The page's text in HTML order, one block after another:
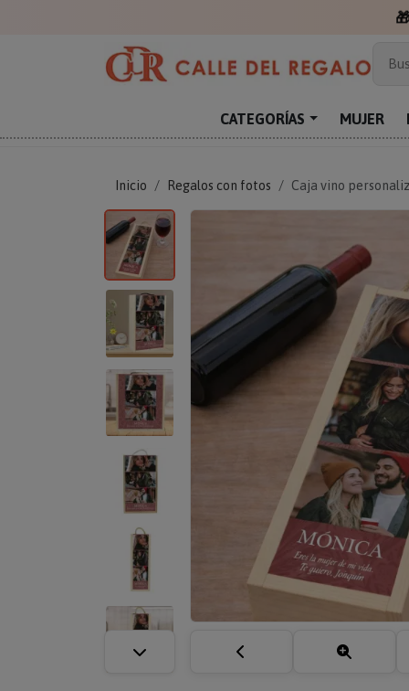
🎁
CATEGORÍAS MUJER
Inicio Regalos con fotos Caja vino